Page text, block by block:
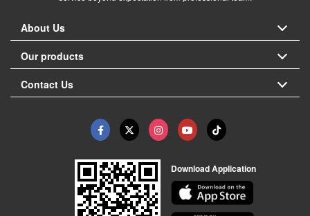
About Us
Our products
Contact Us
Download Application